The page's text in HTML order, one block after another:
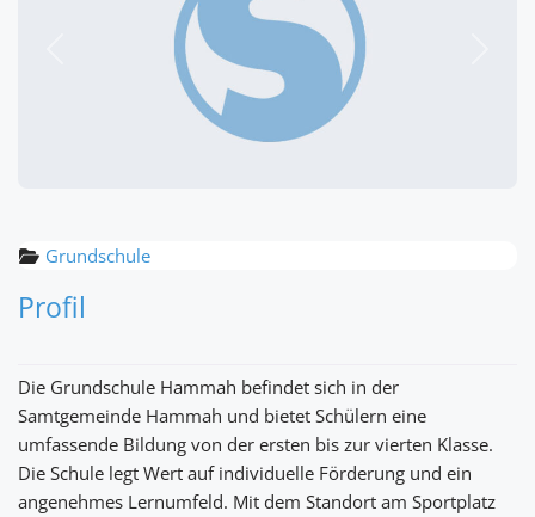
Grundschule
Profil
Die Grundschule Hammah befindet sich in der
Samtgemeinde Hammah und bietet Schülern eine
umfassende Bildung von der ersten bis zur vierten Klasse.
Die Schule legt Wert auf individuelle Förderung und ein
angenehmes Lernumfeld. Mit dem Standort am Sportplatz